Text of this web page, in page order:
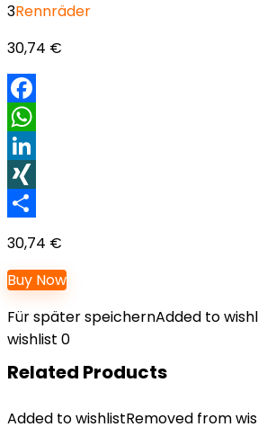
3Rennräder
30,74 €
Facebook
WhatsApp
LinkedIn
XING
30,74 €
Buy Now
Für später speichernAdded to
wishlist 0
Related Products
Added to wishlistRemoved from